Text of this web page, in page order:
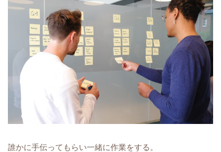
誰かに手伝ってもらい一緒に作業をする。